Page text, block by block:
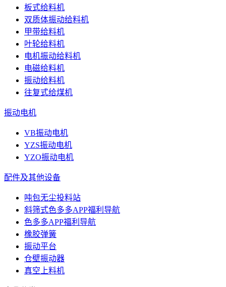
板式给料机
双质体振动给料机
甲带给料机
叶轮给料机
电机振动给料机
电磁给料机
振动给料机
往复式给煤机
振动电机
VB振动电机
YZS振动电机
YZO振动电机
配件及其他设备
吨包无尘投料站
斜筛式色多多APP福利导航
色多多APP福利导航
橡胶弹簧
振动平台
仓壁振动器
真空上料机